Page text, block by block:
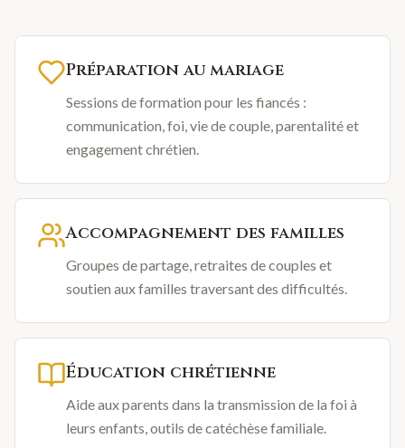
Préparation au mariage
Sessions de formation pour les fiancés :
communication, foi, vie de couple, parentalité et
engagement chrétien.
Accompagnement des familles
Groupes de partage, retraites de couples et
soutien aux familles traversant des difficultés.
Éducation chrétienne
Aide aux parents dans la transmission de la foi à
leurs enfants, outils de catéchèse familiale.